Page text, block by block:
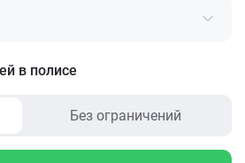
в полисе
Без ограничений